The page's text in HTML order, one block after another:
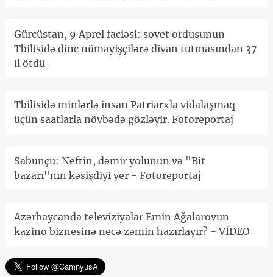
Gürcüstan, 9 Aprel faciəsi: sovet ordusunun
Tbilisidə dinc nümayişçilərə divan tutmasından 37
il ötdü
Tbilisidə minlərlə insan Patriarxla vidalaşmaq
üçün saatlarla növbədə gözləyir. Fotoreportaj
Sabunçu: Neftin, dəmir yolunun və "Bit
bazarı"nın kəsişdiyi yer - Fotoreportaj
Azərbaycanda televiziyalar Emin Ağalarovun
kazino biznesinə necə zəmin hazırlayır? - VİDEO